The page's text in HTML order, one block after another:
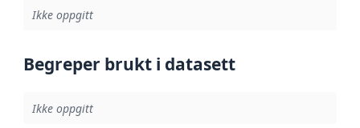
Ikke oppgitt
Begreper brukt i datasett
Ikke oppgitt